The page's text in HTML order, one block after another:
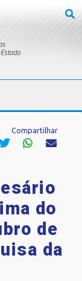
Compartilhar
do
de
da